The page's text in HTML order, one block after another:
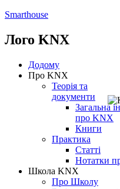
Smarthouse
Лого KNX
Додому
Про KNX
Теорія та
документи
Загальна
про KNX
Книги
Практика
Статті
Нотатки
Школа KNX
Про Школу